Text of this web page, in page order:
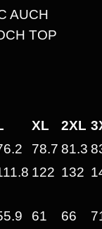
AUCH
TOP
XL 2XL
78.7 81.3
122 132
61 66